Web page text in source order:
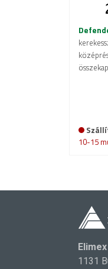
10-15
1131